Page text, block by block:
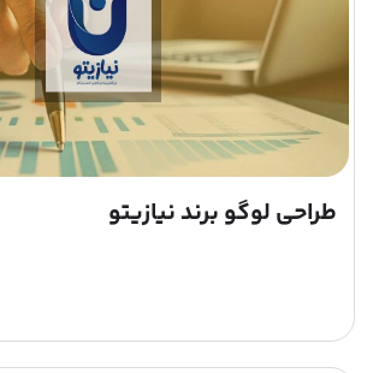
طراحی لوگو برند نیازیتو